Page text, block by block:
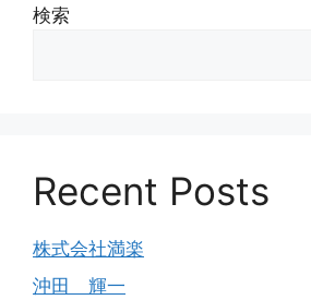
検索
Recent Posts
株式会社満楽
沖田 輝一